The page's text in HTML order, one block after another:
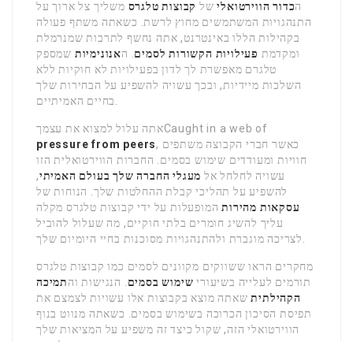
הכדור הווירטואלישל קבוצות טלגרס משליך צל ארוך על
התנהגויות המשתמשים מחוץ לרשת. כשאתה משתף פעולה
בקהילות הללו באינטרנט, אתה נחשף לתרבות שמנרמלת
ומקדמת פעילויות הקשורות לסמים . האנונימיות שמספק
טלגרם מאפשרת לך לדון בפעילויות לא חוקיות ללא
השלכות מיידיות, ובכך עשויה להשפיע על הבחירות שלך
אתה עלול למצוא את עצמךCaught in a web of
pressure from peers, כאשר חברי הקבוצה משתפים
חוויות ומעודדים שימוש בסמים. החברות הווירטואלית הזו
עשויה לחלחל אל מעגלי החברה שלך בעולם האמיתי,
להשפיע על תהליכי קבלת ההחלטות שלך. הנוחות של
עסקאות מהירותהמופעלות על ידי קבוצות טלגרס מקלה
עליך להשיג חומרים בלתי חוקיים, מה שעלול להוביל
מחקרים הראו ששווקים מקוונים לסמים כמו קבוצות טלגרס
תורמים לעלייה בשיעורי שימוש בסמים . הנגישות והתמיכה
הקהילתיתשאתה מוצא בקבוצות אלו עשויות לצמצם את
תפיסת הסיכון הכרוכה בשימוש בסמים. כשאתה מנווט בנוף
הווירטואלי הזה, שקול כיצד זה משפיע על המציאות שלך